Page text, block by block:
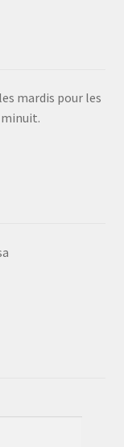
mardis pour les
minuit.